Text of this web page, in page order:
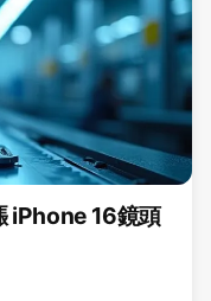
iPhone 16鏡頭